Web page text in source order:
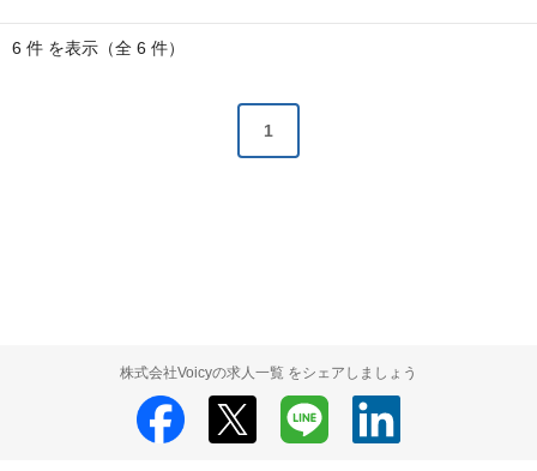
6 件 を表示（全 6 件）
1
株式会社Voicyの求人一覧 をシェアしましょう